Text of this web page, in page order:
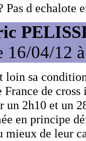
Pas d echalote
04/12
loin sa
de cross
un 2h10 et un
en principe
mieux de leur